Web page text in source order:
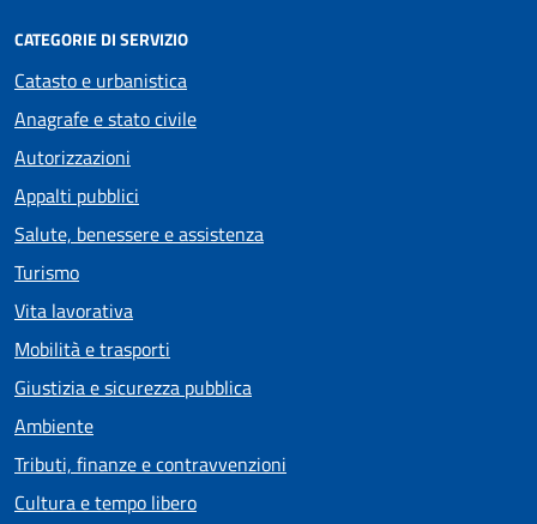
CATEGORIE DI SERVIZIO
Catasto e urbanistica
Anagrafe e stato civile
Autorizzazioni
Appalti pubblici
Salute, benessere e assistenza
Turismo
Vita lavorativa
Mobilità e trasporti
Giustizia e sicurezza pubblica
Ambiente
Tributi, finanze e contravvenzioni
Cultura e tempo libero